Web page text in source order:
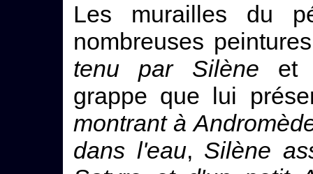
Les murailles du
nombreuses
tenu par Silène et
grappe que lui
montrant à
dans l'eau, Silène